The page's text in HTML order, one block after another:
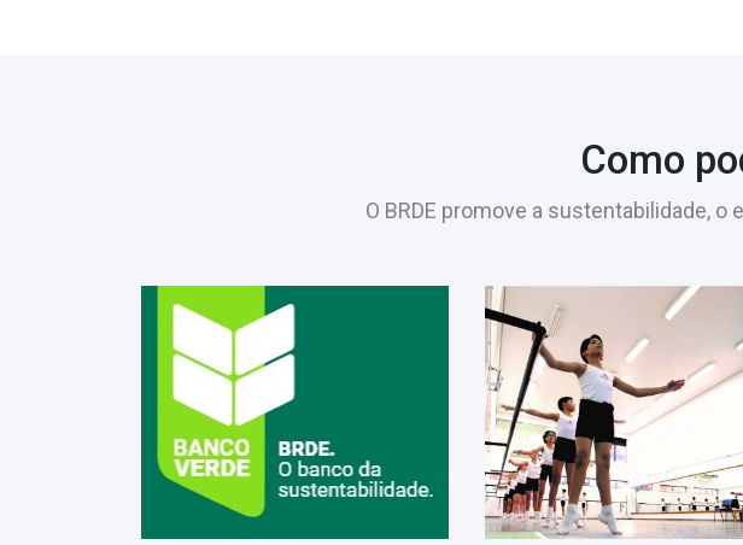
Como
O BRDE promove a sustentabilidade,